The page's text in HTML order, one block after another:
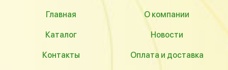
Главная О компании
Каталог Новости
Контакты Оплата и доставка